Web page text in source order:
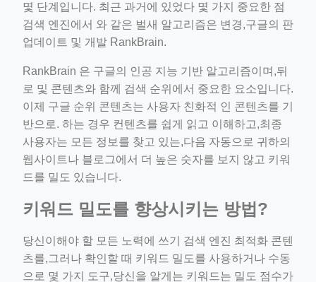
몇 단계입니다. 최근 과거에 있었다 몇 가지 중요한 점
검색 엔진에서 와 같은 벌새 알고리즘은 변경,구글의 판
업데이트 및 개발 RankBrain.
RankBrain 은 구글의 인공 지능 기반 알고리즘이며,뒤
로 및 콘텐츠와 함께 검색 순위에서 중요한 요소입니다.
이제 구글 순위 콘텐츠는 사용자 친화적 인 콘텐츠를 기
반으로. 하는 경우 컨텐츠를 쉽게 읽고 이해하고,최종
사용자는 모든 정보를 찾고 있는,다음 자동으로 귀하의
웹사이트나 블로그에서 더 높은 숫자를 보지 않고 키워
드를 밀도 있습니다.
키워드 밀도를 향상시키는 방법?
당신이해야 할 모든 노력에 쓰기 검색 엔진 최적화 콘텐
츠를,그러나 확인할 때 키워드 밀도를 사용하거나 수동
으로 몇 가지 도구,당신을 알게는 키워드는 밀도 점수가